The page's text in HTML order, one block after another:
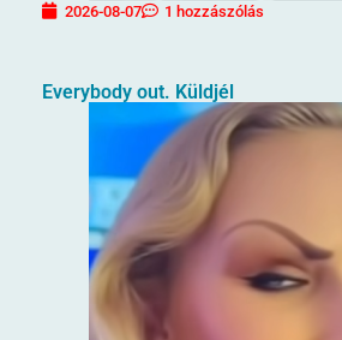
2026-08-07 1 hozzászólás
Everybody out. Küldjél